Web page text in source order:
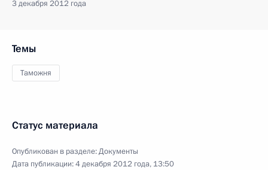
3 декабря 2012 года
Темы
Таможня
Статус материала
Опубликован в разделе:Документы
Дата публикации:4 декабря 2012 года, 13:50